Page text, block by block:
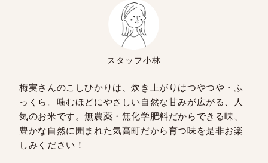
スタッフ小林
梅実さんのこしひかりは、炊き上がりはつやつや・ふ
っくら。噛むほどにやさしい自然な甘みが広がる、人
気のお米です。無農薬・無化学肥料だからできる味、
豊かな自然に囲まれた気高町だから育つ味を是非お楽
しみください！